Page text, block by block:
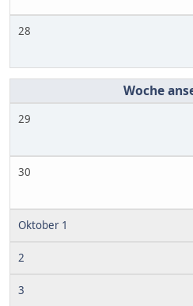
28
29
30
Oktober 1
2
3